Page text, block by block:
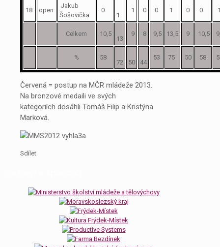
18 open
Jakub
Šošovička
0
1
1 0 0 1 0 0
Celkem 10,5
13
9 8 9,5 13,5 9 10,5
% 58
72 50 44
53 75 50 58
Červená = postup na MČR mládeže 2013.
Na bronzové medaili ve svých
kategoriích dosáhli Tomáš Filip a Kristýna
Marková.
Sdílet